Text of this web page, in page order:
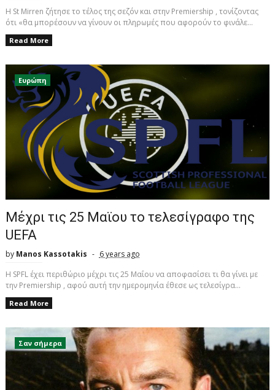
Η St Mirren ζήτησε το τέλος της σεζόν και στην Premiership , τονίζοντας
ότι «θα μπορέσουν να γίνουν οι πληρωμές που αφορούν το φινάλε...
Read More
Ευρώπη
Μέχρι τις 25 Μαϊου το τελεσίγραφο της
UEFA
by Manos Kassotakis
6 years ago
Η SPFL έχει περιθώριο μέχρι τις 25 Μαΐου να αποφασίσει τι θα γίνει με
την Premiership , αφού αυτή την ημερομηνία έθεσε ως τελεσίγρα...
Read More
Σαν σήμερα